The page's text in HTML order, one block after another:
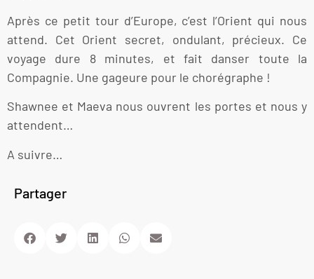
Après ce petit tour d’Europe, c’est l’Orient qui nous
attend. Cet Orient secret, ondulant, précieux. Ce
voyage dure 8 minutes, et fait danser toute la
Compagnie. Une gageure pour le chorégraphe !
Shawnee et Maeva nous ouvrent les portes et nous y
attendent…
A suivre…
Partager